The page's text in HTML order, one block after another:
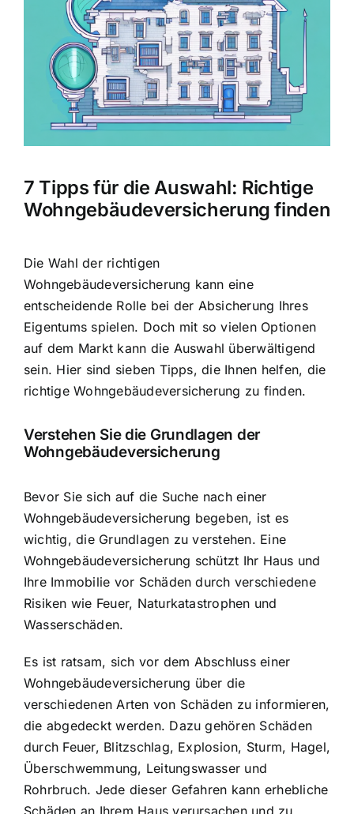
Hundekrankenversicherung
Hausratversicherung
Weitere Tarifvergleiche
7 Tipps für die Auswahl: Richtige
Wohngebäudeversicherung finden
Die Wahl der richtigen
Wohngebäudeversicherung kann eine
entscheidende Rolle bei der Absicherung Ihres
Eigentums spielen. Doch mit so vielen Optionen
auf dem Markt kann die Auswahl überwältigend
sein. Hier sind sieben Tipps, die Ihnen helfen, die
richtige Wohngebäudeversicherung zu finden.
Verstehen Sie die Grundlagen der
Wohngebäudeversicherung
Bevor Sie sich auf die Suche nach einer
Wohngebäudeversicherung begeben, ist es
wichtig, die Grundlagen zu verstehen. Eine
Wohngebäudeversicherung schützt Ihr Haus und
Ihre Immobilie vor Schäden durch verschiedene
Risiken wie Feuer, Naturkatastrophen und
Wasserschäden.
Es ist ratsam, sich vor dem Abschluss einer
Wohngebäudeversicherung über die
verschiedenen Arten von Schäden zu informieren,
die abgedeckt werden. Dazu gehören Schäden
durch Feuer, Blitzschlag, Explosion, Sturm, Hagel,
Überschwemmung, Leitungswasser und
Rohrbruch. Jede dieser Gefahren kann erhebliche
Schäden an Ihrem Haus verursachen und zu